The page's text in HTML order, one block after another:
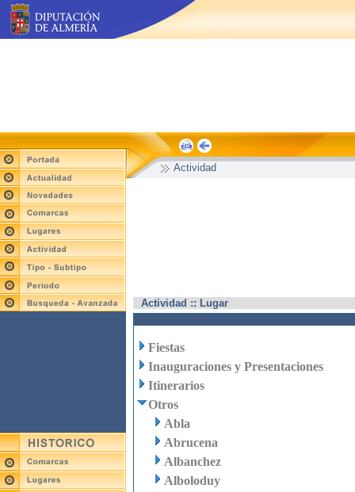
Actividad
Actividad :: Lugar
Fiestas
Inauguraciones y Presentaciones
Itinerarios
Otros
Abla
Abrucena
Albanchez
Alboloduy